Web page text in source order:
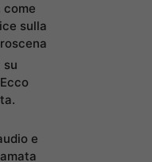
come
sulla
su
e